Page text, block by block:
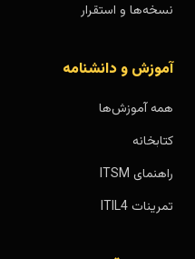
نسخه‌ها و استقرار
آموزش و دانشنامه
همه آموزش‌ها
کتابخانه
راهنمای ITSM
تمرینات ITIL4